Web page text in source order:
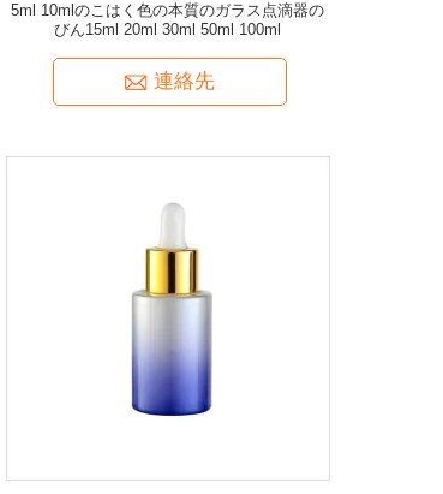
5ml 10mlのこはく色の本質のガラス点滴器の
びん15ml 20ml 30ml 50ml 100ml
連絡先